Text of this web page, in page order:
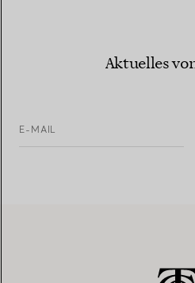
Aktuelles
E-MAIL